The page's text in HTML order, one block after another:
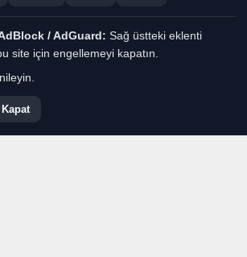
/ AdGuard: Sağ üstteki eklenti
site için engellemeyi kapatın.
Kapat